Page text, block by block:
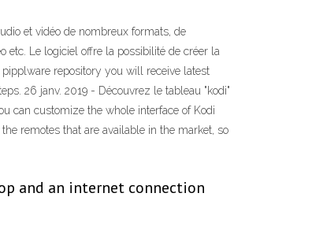
et vidéo de nombreux formats, de
etc. Le logiciel offre la possibilité de créer la
repository you will receive latest
26 janv. 2019 - Découvrez le tableau "kodi"
can customize the whole interface of Kodi
remotes that are available in the market, so
and an internet connection